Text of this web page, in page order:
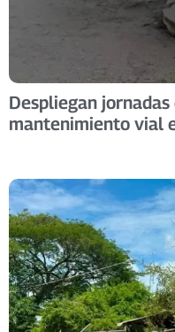
Despliegan
mantenimiento vial